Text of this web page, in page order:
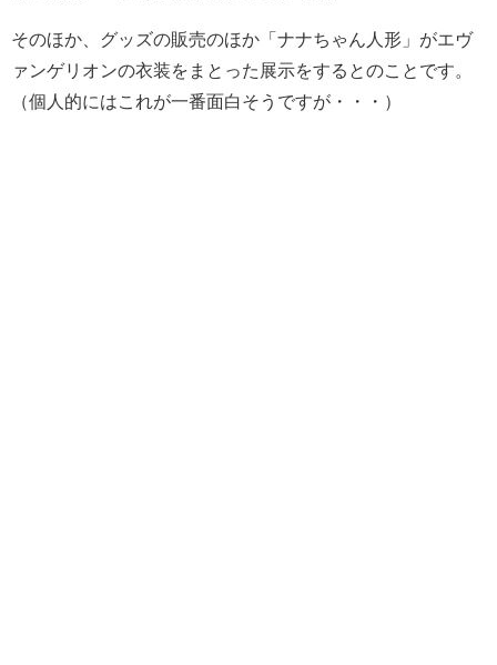
そのほか、グッズの販売のほか「ナナちゃん人形」がエヴ
ァンゲリオンの衣装をまとった展示をするとのことです。
（個人的にはこれが一番面白そうですが・・・）